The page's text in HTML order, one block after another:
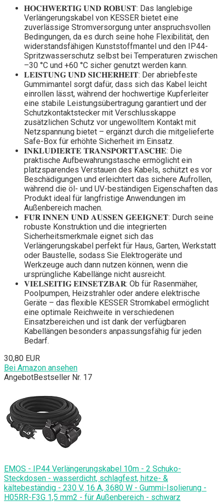
𝐇𝐎𝐂𝐇𝐖𝐄𝐑𝐓𝐈𝐆 𝐔𝐍𝐃 𝐑𝐎𝐁𝐔𝐒𝐓: Das langlebige
Verlängerungskabel von KESSER bietet eine
zuverlässige Stromversorgung unter anspruchsvollen
Bedingungen, da es durch seine hohe Flexibilität, den
widerstandsfähigen Kunststoffmantel und den IP44-
Spritzwasserschutz selbst bei Temperaturen zwischen
–30 °C und +60 °C sicher genutzt werden kann.
𝐋𝐄𝐈𝐒𝐓𝐔𝐍𝐆 𝐔𝐍𝐃 𝐒𝐈𝐂𝐇𝐄𝐑𝐇𝐄𝐈𝐓: Der abriebfeste
Gummimantel sorgt dafür, dass sich das Kabel leicht
einrollen lässt, während der hochwertige Kupferleiter
eine stabile Leistungsübertragung garantiert und der
Schutzkontaktstecker mit Verschlusskappe
zusätzlichen Schutz vor ungewolltem Kontakt mit
Netzspannung bietet – ergänzt durch die mitgelieferte
Safe-Box für erhöhte Sicherheit im Einsatz.
𝐈𝐍𝐊𝐋𝐔𝐃𝐈𝐄𝐑𝐓𝐄 𝐓𝐑𝐀𝐍𝐒𝐏𝐎𝐑𝐓𝐓𝐀𝐒𝐂𝐇𝐄: Die
praktische Aufbewahrungstasche ermöglicht ein
platzsparendes Verstauen des Kabels, schützt es vor
Beschädigungen und erleichtert das sichere Aufrollen,
während die öl- und UV-beständigen Eigenschaften das
Produkt ideal für langfristige Anwendungen im
Außenbereich machen.
𝐅𝐔̈𝐑 𝐈𝐍𝐍𝐄𝐍 𝐔𝐍𝐃 𝐀𝐔𝐒𝐒𝐄𝐍 𝐆𝐄𝐄𝐈𝐆𝐍𝐄𝐓: Durch seine
robuste Konstruktion und die integrierten
Sicherheitsmerkmale eignet sich das
Verlängerungskabel perfekt für Haus, Garten, Werkstatt
oder Baustelle, sodass Sie Elektrogeräte und
Werkzeuge auch dann nutzen können, wenn die
ursprüngliche Kabellänge nicht ausreicht.
𝐕𝐈𝐄𝐋𝐒𝐄𝐈𝐓𝐈𝐆 𝐄𝐈𝐍𝐒𝐄𝐓𝐙𝐁𝐀𝐑: Ob für Rasenmäher,
Poolpumpen, Heizstrahler oder andere elektrische
Geräte – das flexible KESSER Stromkabel ermöglicht
eine optimale Reichweite in verschiedenen
Einsatzbereichen und ist dank der verfügbaren
Kabellängen besonders anpassungsfähig für jeden
Bedarf.
30,80 EUR
Bei Amazon ansehen
AngebotBestseller Nr. 17
EMOS - IP44 Verlängerungskabel 10m - 2 Schuko-
Steckdosen - wasserdicht, schlagfest, hitze- &
kältebeständig - 230 V, 16 A, 3680 W - Gummi-Isolierung -
H05RR-F3G 1,5 mm2 - für Außenbereich - schwarz